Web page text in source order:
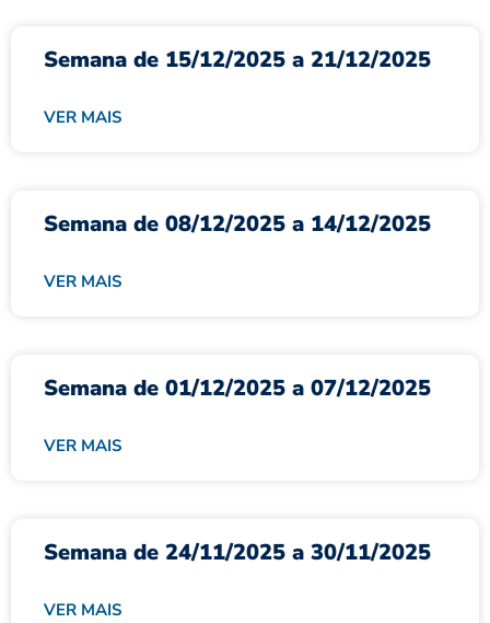
Semana de 15/12/2025 a 21/12/2025
VER MAIS
Semana de 08/12/2025 a 14/12/2025
VER MAIS
Semana de 01/12/2025 a 07/12/2025
VER MAIS
Semana de 24/11/2025 a 30/11/2025
VER MAIS